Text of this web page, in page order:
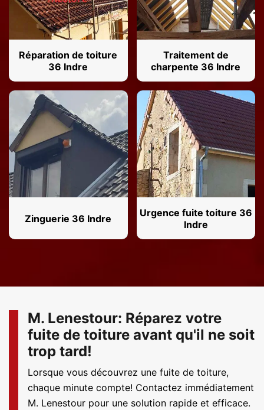
Réparation de toiture
36 Indre
Traitement de
charpente 36 Indre
Zinguerie 36 Indre
Urgence fuite toiture 36
Indre
M. Lenestour: Réparez votre
fuite de toiture avant qu'il ne soit
trop tard!
Lorsque vous découvrez une fuite de toiture,
chaque minute compte! Contactez immédiatement
M. Lenestour pour une solution rapide et efficace.